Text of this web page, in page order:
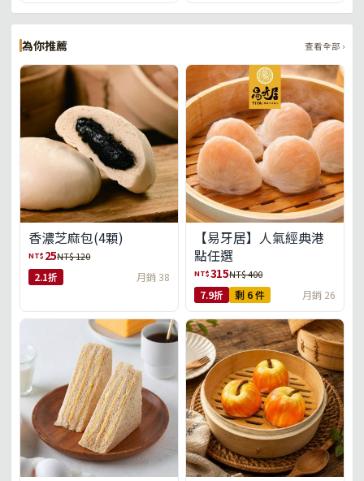
為你推薦 查看全部 ›
香濃芝麻包(4顆)
NT$ 25NT$ 120
2.1折 月銷 38
【易牙居】人氣經典港
點任選
NT$315NT$ 400
7.9折 剩 6 件 月銷 26